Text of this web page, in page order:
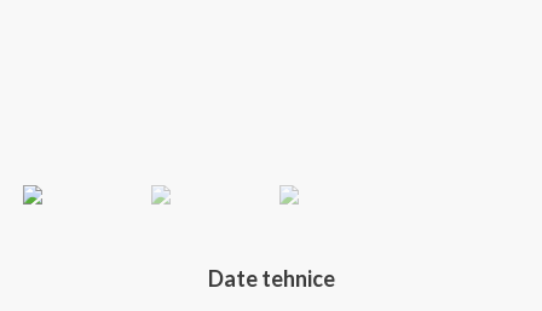
Date tehnice